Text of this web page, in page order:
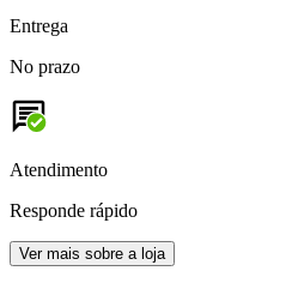
Entrega
No prazo
Atendimento
Responde rápido
Ver mais sobre a loja